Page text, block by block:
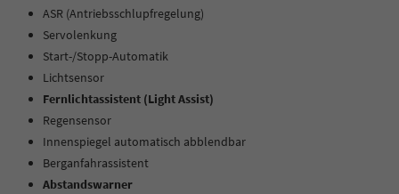
ASR (Antriebsschlupfregelung)
Servolenkung
Start-/Stopp-Automatik
Lichtsensor
Fernlichtassistent (Light Assist)
Regensensor
Innenspiegel automatisch abblendbar
Berganfahrassistent
Abstandswarner